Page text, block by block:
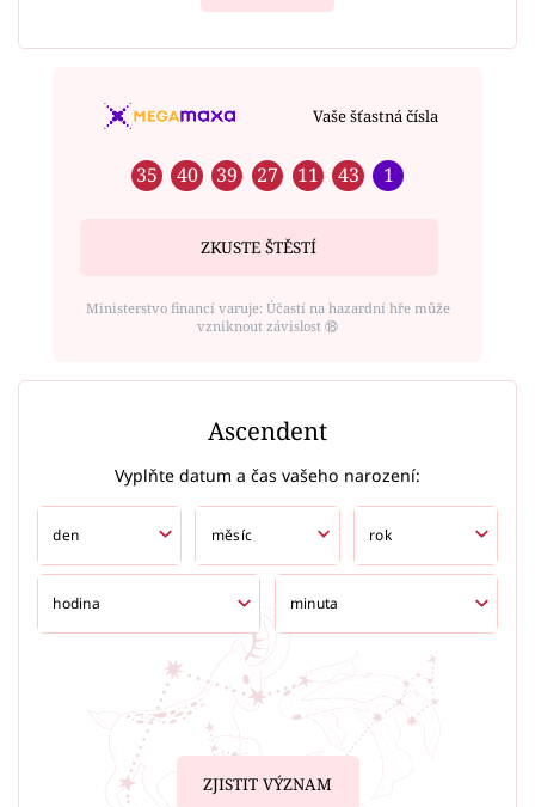
Vaše šťastná čísla
35 40 39 27 11 43 1
ZKUSTE ŠTĚSTÍ
Ministerstvo financí varuje: Účastí na hazardní hře může
vzniknout závislost ⑱
Ascendent
Vyplňte datum a čas vašeho narození:
ZJISTIT VÝZNAM